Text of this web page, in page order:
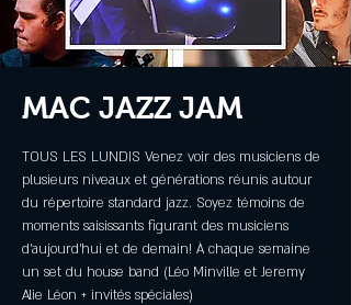
MAC JAZZ JAM
TOUS LES LUNDIS Venez voir des musiciens de
plusieurs niveaux et générations réunis autour
du répertoire standard jazz. Soyez témoins de
moments saisissants figurant des musiciens
d’aujourd’hui et de demain! À chaque semaine
un set du house band (Léo Minville et Jeremy
Alie Léon + invités spéciales)